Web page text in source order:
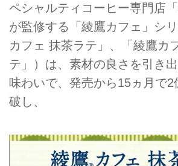
ペシャルティコーヒー専門店「
が監修する「綾鷹カフェ」シ
カフェ 抹茶ラテ」、「綾鷹カ
テ」）は、素材の良さを引き
味わいで、発売から15ヵ月で
破し、